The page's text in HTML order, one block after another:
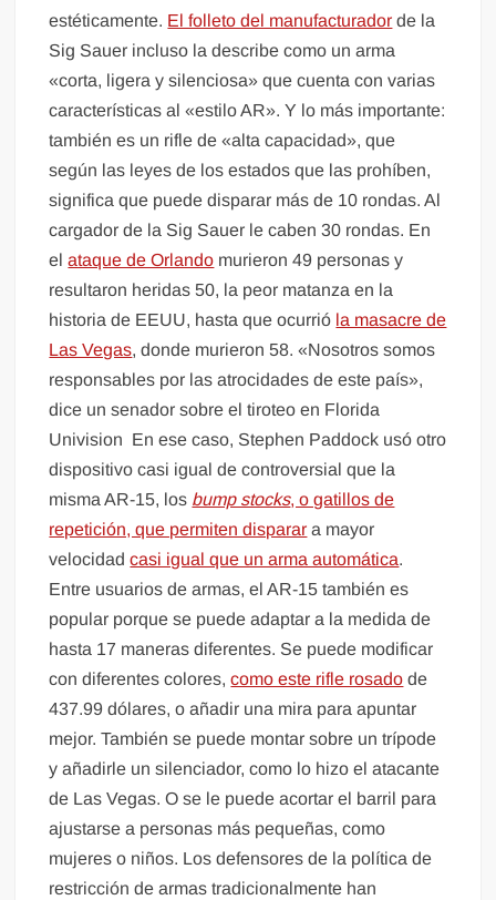
estéticamente. El folleto del manufacturador de la
Sig Sauer incluso la describe como un arma
«corta, ligera y silenciosa» que cuenta con varias
características al «estilo AR». Y lo más importante:
también es un rifle de «alta capacidad», que
según las leyes de los estados que las prohíben,
significa que puede disparar más de 10 rondas. Al
cargador de la Sig Sauer le caben 30 rondas. En
elataque de Orlando murieron 49 personas y
resultaron heridas 50, la peor matanza en la
historia de EEUU, hasta que ocurrió la masacre de
Las Vegas, donde murieron 58. «Nosotros somos
responsables por las atrocidades de este país»,
dice un senador sobre el tiroteo en Florida
Univision En ese caso, Stephen Paddock usó otro
dispositivo casi igual de controversial que la
misma AR-15, los bump stocks, o gatillos de
repetición, que permiten disparar a mayor
velocidadcasi igual que un arma automática.
Entre usuarios de armas, el AR-15 también es
popular porque se puede adaptar a la medida de
hasta 17 maneras diferentes. Se puede modificar
con diferentes colores,como este rifle rosado de
437.99 dólares, o añadir una mira para apuntar
mejor. También se puede montar sobre un trípode
y añadirle un silenciador, como lo hizo el atacante
de Las Vegas. O se le puede acortar el barril para
ajustarse a personas más pequeñas, como
mujeres o niños. Los defensores de la política de
restricción de armas tradicionalmente han